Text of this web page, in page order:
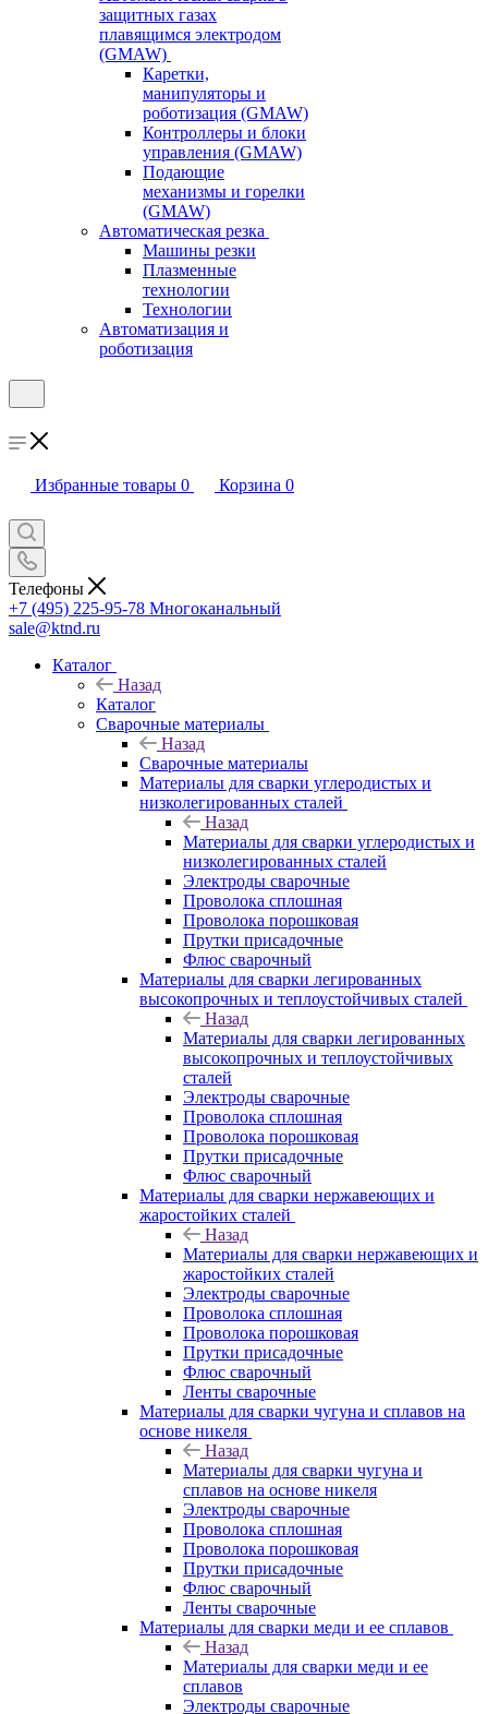
защитных газах
плавящимся электродом
(GMAW)
Каретки,
манипуляторы и
роботизация (GMAW)
Контроллеры и блоки
управления (GMAW)
Подающие
механизмы и горелки
(GMAW)
Автоматическая резка
Машины резки
Плазменные
технологии
Технологии
Автоматизация и
роботизация
Избранные товары 0 Корзина 0
Телефоны
+7 (495) 225-95-78 Многоканальный
sale@ktnd.ru
Каталог
Назад
Каталог
Сварочные материалы
Назад
Сварочные материалы
Материалы для сварки углеродистых и
низколегированных сталей
Назад
Материалы для сварки углеродистых и
низколегированных сталей
Электроды сварочные
Проволока сплошная
Проволока порошковая
Прутки присадочные
Флюс сварочный
Материалы для сварки легированных
высокопрочных и теплоустойчивых сталей
Назад
Материалы для сварки легированных
высокопрочных и теплоустойчивых
сталей
Электроды сварочные
Проволока сплошная
Проволока порошковая
Прутки присадочные
Флюс сварочный
Материалы для сварки нержавеющих и
жаростойких сталей
Назад
Материалы для сварки нержавеющих и
жаростойких сталей
Электроды сварочные
Проволока сплошная
Проволока порошковая
Прутки присадочные
Флюс сварочный
Ленты сварочные
Материалы для сварки чугуна и сплавов на
основе никеля
Назад
Материалы для сварки чугуна и
сплавов на основе никеля
Электроды сварочные
Проволока сплошная
Проволока порошковая
Прутки присадочные
Флюс сварочный
Ленты сварочные
Материалы для сварки меди и ее сплавов
Назад
Материалы для сварки меди и ее
сплавов
Электроды сварочные